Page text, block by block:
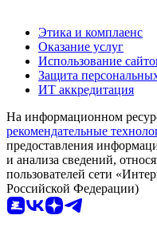
Этика и комплаенс
Оказание услуг
Использование
Защита
ИТ аккредитация
На информационном
рекомендательные
предоставления
и анализа сведений,
пользователей сети
Российской Федерации)